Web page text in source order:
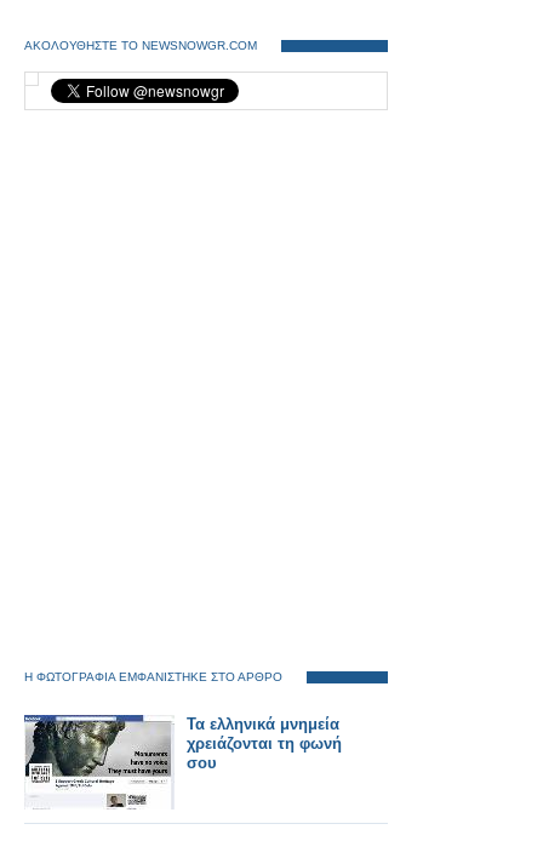
ΑΚΟΛΟΥΘΗΣΤΕ ΤΟ NEWSNOWGR.COM
Η ΦΩΤΟΓΡΑΦΙΑ ΕΜΦΑΝΙΣΤΗΚΕ ΣΤΟ ΑΡΘΡΟ
Τα ελληνικά μνημεία
χρειάζονται τη φωνή
σου